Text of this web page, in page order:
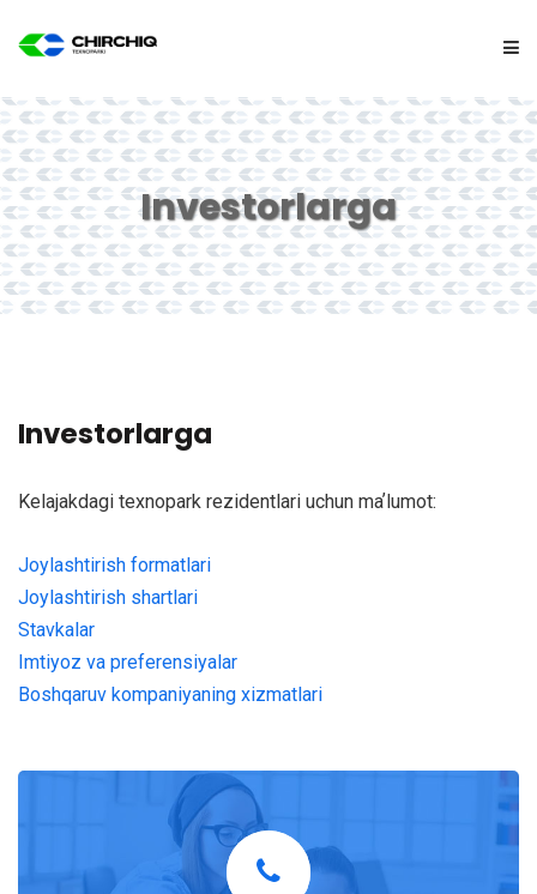
ASOSIY
TEXNOPARK
REZIDENTLARGA
ALOQA
Investorlarga
Investorlarga
Kelajakdagi texnopark rezidentlari uchun maʼlumot:
Joylashtirish formatlari
Joylashtirish shartlari
Stavkalar
Imtiyoz va preferensiyalar
Boshqaruv kompaniyaning xizmatlari